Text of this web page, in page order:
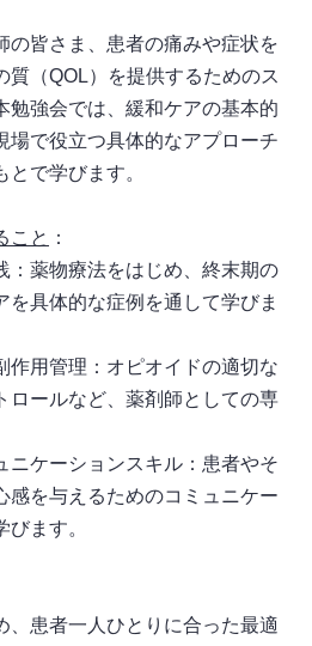
の皆さま、患者の痛みや症状を
質（QOL）を提供するためのス
勉強会では、緩和ケアの基本的
場で役立つ具体的なアプローチ
とで学びます。
こと ：
：薬物療法をはじめ、終末期の
を具体的な症例を通して学びま
作用管理：オピオイドの適切な
ロールなど、薬剤師としての専
ニケーションスキル：患者やそ
感を与えるためのコミュニケー
びます。
、患者一人ひとりに合った最適